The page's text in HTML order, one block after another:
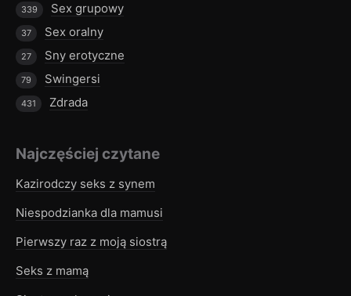
Sex grupowy
339
Sex oralny
37
Sny erotyczne
27
Swingersi
79
Zdrada
431
Najczęściej czytane
Kazirodczy seks z synem
Niespodzianka dla mamusi
Pierwszy raz z moją siostrą
Seks z mamą